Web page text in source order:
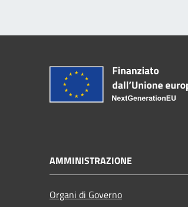
AMMINISTRAZIONE
Organi di Governo